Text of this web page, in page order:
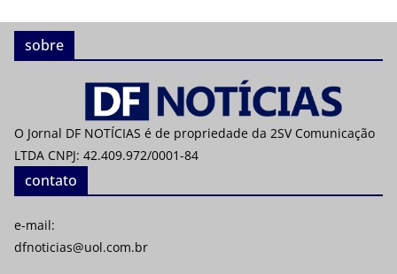
sobre
O Jornal DF NOTÍCIAS é de propriedade da 2SV Comunicação
LTDA CNPJ: 42.409.972/0001-84
contato
e-mail:
dfnoticias@uol.com.br